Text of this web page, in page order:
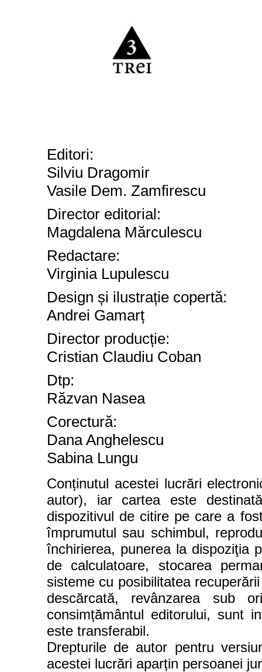
Editori:
Silviu Dragomir
Vasile Dem. Zamfirescu
Director editorial:
Magdalena Mărculescu
Redactare:
Virginia Lupulescu
Design și ilustrație copertă:
Andrei Gamarț
Director producție:
Cristian Claudiu Coban
Dtp:
Răzvan Nasea
Corectură:
Dana Anghelescu
Sabina Lungu
Conținutul acestei lucrări
autor), iar cartea este
dispozitivul de citire pe care a
împrumutul sau schimbul,
închirierea, punerea la dispoziţia
de calculatoare, stocarea
sisteme cu posibilitatea
descărcată, revânzarea sub
consimțământul editorului, sunt
este transferabil.
Drepturile de autor pentru
acestei lucrări aparțin persoanei